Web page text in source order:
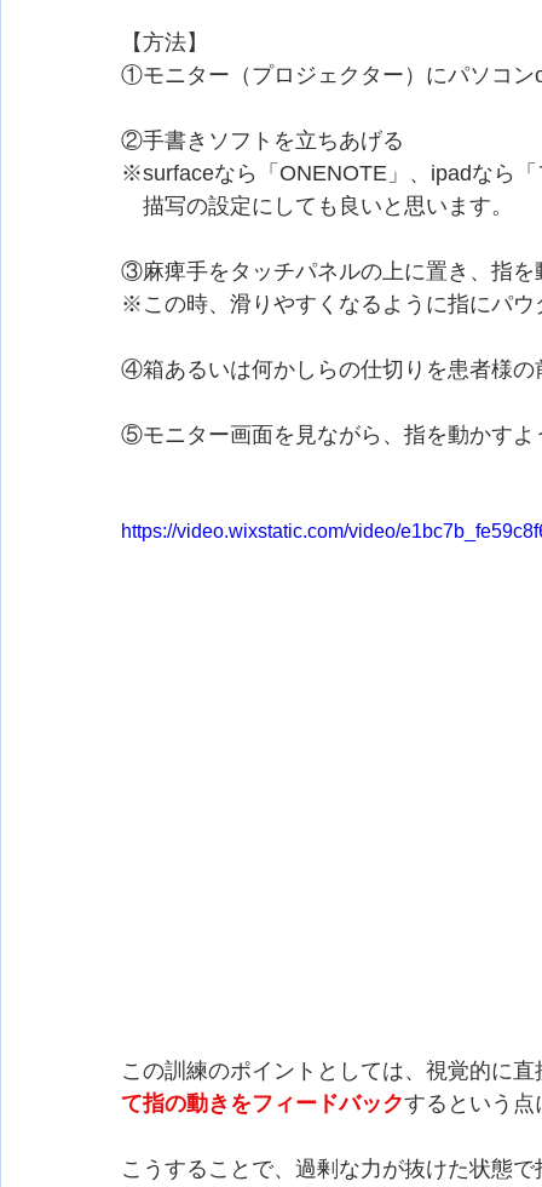
【方法】
①モニター（プロジェクター）にパソコン
②手書きソフトを立ちあげる
※surfaceなら「ONENOTE」、ipadなら
描写の設定にしても良いと思います。
③麻痺手をタッチパネルの上に置き、指を
※この時、滑りやすくなるように指にパ
④箱あるいは何かしらの仕切りを患者様
⑤モニター画面を見ながら、指を動かすよ
https://video.wixstatic.com/video/
この訓練のポイントとしては、視覚的に
て指の動きをフィードバックするという点
こうすることで、過剰な力が抜けた状態